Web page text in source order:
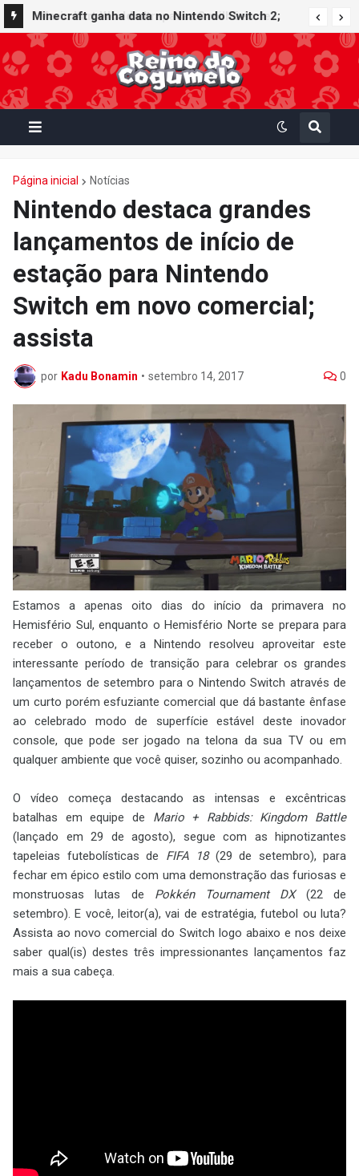
Minecraft ganha data no Nintendo Switch 2;
Super Mario Mash-Up receberá atualização
gráfica exclusiva
Página inicial Notícias
Nintendo destaca grandes
lançamentos de início de
estação para Nintendo
Switch em novo comercial;
assista
por Kadu Bonamin • setembro 14, 2017 0
Estamos a apenas oito dias do início da primavera no
Hemisfério Sul, enquanto o Hemisfério Norte se prepara para
receber o outono, e a Nintendo resolveu aproveitar este
interessante período de transição para celebrar os grandes
lançamentos de setembro para o Nintendo Switch através de
um curto porém esfuziante comercial que dá bastante ênfase
ao celebrado modo de superfície estável deste inovador
console, que pode ser jogado na telona da sua TV ou em
qualquer ambiente que você quiser, sozinho ou acompanhado.
O vídeo começa destacando as intensas e excêntricas
batalhas em equipe de Mario + Rabbids: Kingdom Battle
(lançado em 29 de agosto), segue com as hipnotizantes
tapeleias futebolísticas de FIFA 18(29 de setembro), para
fechar em épico estilo com uma demonstração das furiosas e
monstruosas lutas de Pokkén Tournament DX(22 de
setembro). E você, leitor(a), vai de estratégia, futebol ou luta?
Assista ao novo comercial do Switch logo abaixo e nos deixe
saber qual(is) destes três impressionantes lançamentos faz
mais a sua cabeça.